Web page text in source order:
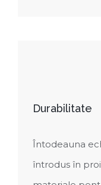
Durabilitate
Întodeauna
întrodus în